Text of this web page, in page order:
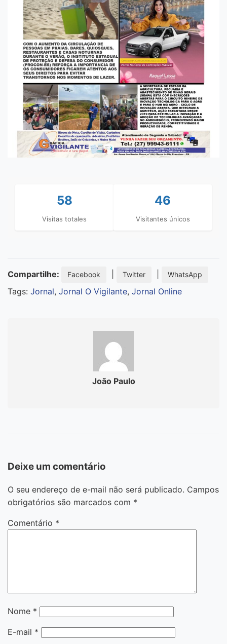
58
Visitas totales
46
Visitantes únicos
Compartilhe: Facebook Twitter WhatsApp
Tags: Jornal, Jornal O Vigilante, Jornal Online
João Paulo
Deixe um comentário
O seu endereço de e-mail não será publicado. Campos
obrigatórios são marcados com *
Comentário *
Nome *
E-mail *